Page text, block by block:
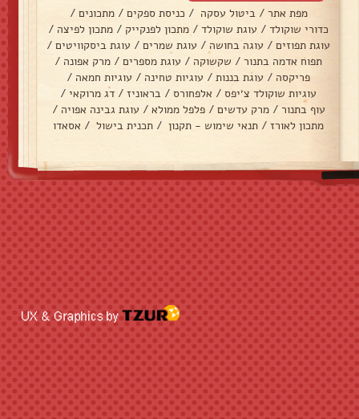
מפת אתר / ביטול עסקה / כניסת ספקים / מתכונים /
כדורי שוקולד / עוגת שוקולד / מתכון לפנקייק / מתכון לפיצה /
עוגת תפוזים / עוגה בחושה / עוגת שמרים / עוגת ביסקוויטים /
תפוח אדמה בתנור / שקשוקה / עוגת מספרים / מרק אפונה /
פריקסה / עוגת בננות / עוגיות טחינה / עוגיות חמאה /
עוגיות שוקולד צ׳יפס / אלפחורס / בראוניז / דג מרוקאי /
עוף בתנור / מרק עדשים / פלפל ממולא / עוגת גבינה אפויה /
מתכון לאורז / תנאי שימוש - תקנון / תכנית בישול / אסאדו